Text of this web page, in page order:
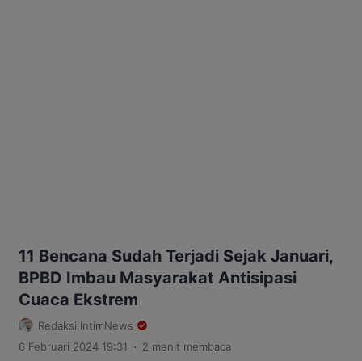
11 Bencana Sudah Terjadi Sejak Januari,
BPBD Imbau Masyarakat Antisipasi
Cuaca Ekstrem
Redaksi IntimNews
6 Februari 2024 19:31
. 2 menit membaca